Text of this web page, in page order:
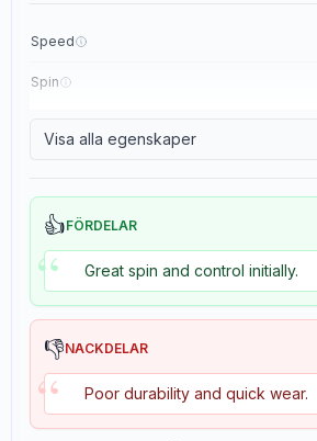
Speed
Spin
Visa alla egenskaper
👍FÖRDELAR
“ Great spin and control initially.
👎NACKDELAR
“ Poor durability and quick wear.